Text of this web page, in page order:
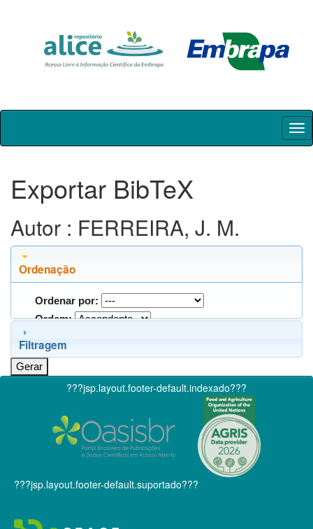
Skip
Exportar BibTeX
Autor : FERREIRA, J. M.
Ordenação
Ordenar por:
Ordem:
Filtragem
???jsp.layout.footer-default.indexado???
???jsp.layout.footer-default.suportado???